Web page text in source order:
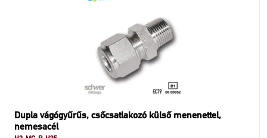
Dupla vágógyűrűs, csőcsatlakozó külső menenettel,
nemesacél